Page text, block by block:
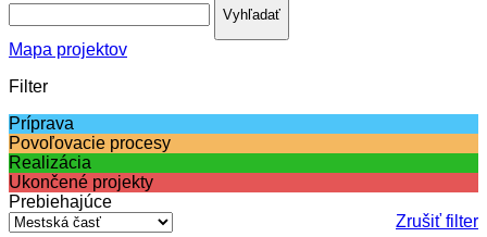
Mapa projektov
Filter
Príprava
Povoľovacie procesy
Realizácia
Ukončené projekty
Prebiehajúce
Zrušiť filter